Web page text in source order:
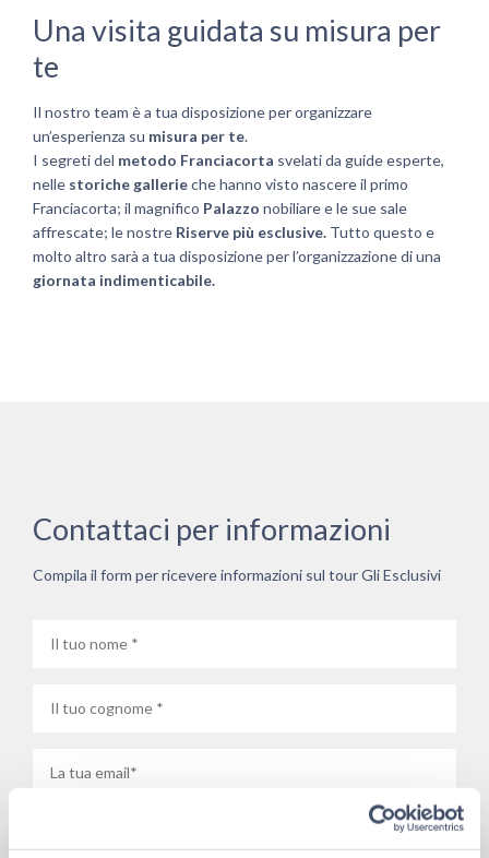
Una visita guidata su misura per
te
Il nostro team è a tua disposizione per organizzare
un’esperienza su misura per te.
I segreti del metodo Franciacorta svelati da guide esperte,
nelle storiche gallerieche hanno visto nascere il primo
Franciacorta; il magnifico Palazzo nobiliare e le sue sale
affrescate; le nostre Riserve più esclusive. Tutto questo e
molto altro sarà a tua disposizione per l’organizzazione di una
giornata indimenticabile.
Contattaci per informazioni
Compila il form per ricevere informazioni sul tour Gli Esclusivi